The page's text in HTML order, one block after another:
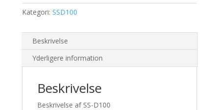
Kategori: SSD100
Beskrivelse
Yderligere information
Beskrivelse
Beskrivelse af SS-D100